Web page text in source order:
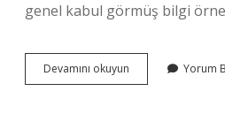
genel kabul görmüş bilgi
Devamını okuyun Rasyonalizmin
Babası
Yorum